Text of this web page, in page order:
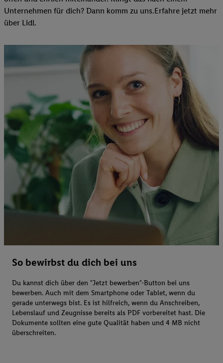
Unternehmen für dich? Dann komm zu uns.​Erfahre jetzt mehr
über Lidl.
So bewirbst du dich bei uns
Du kannst dich über den "Jetzt bewerben"-Button bei uns
bewerben. Auch mit dem Smartphone oder Tablet, wenn du
gerade unterwegs bist. Es ist hilfreich, wenn du Anschreiben,
Lebenslauf und Zeugnisse bereits als PDF vorbereitet hast. Die
Dokumente sollten eine gute Qualität haben und 4 MB nicht
überschreiten.